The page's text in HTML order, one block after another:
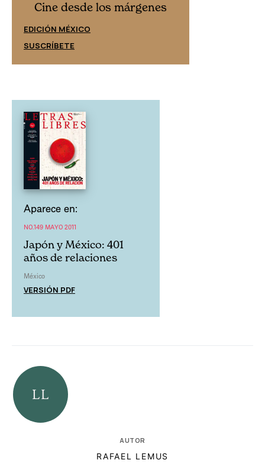
Cine desde los márgenes
EDICIÓN MÉXICO
SUSCRÍBETE
Aparece en:
NO.149 MAYO 2011
Japón y México: 401
años de relaciones
México
VERSIÓN PDF
AUTOR
RAFAEL LEMUS